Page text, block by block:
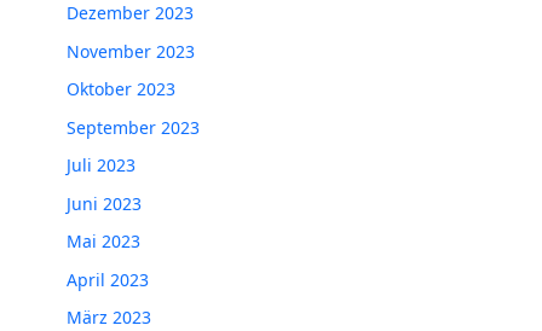
Dezember 2023
November 2023
Oktober 2023
September 2023
Juli 2023
Juni 2023
Mai 2023
April 2023
März 2023